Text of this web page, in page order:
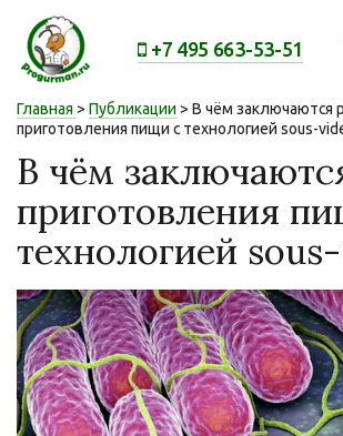
+7 495 663-53-51
Главная > Публикации > В чём заключаются
приготовления пищи с технологией sous-
В чём
приготовления
технологией